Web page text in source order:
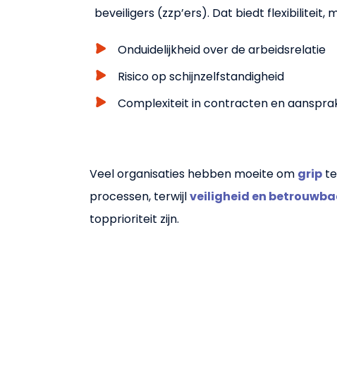
beveiligers (zzp’ers). Dat biedt flexibiliteit,
Onduidelijkheid over de arbeidsrelatie
Risico op schijnzelfstandigheid
Complexiteit in contracten en
Veel organisaties hebben moeite om grip
processen, terwijlveiligheid en
topprioriteit zijn.